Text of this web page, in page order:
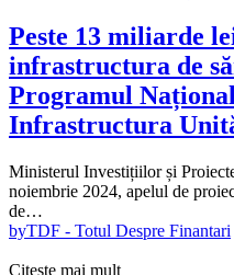
Peste 13 miliarde
infrastructura de
Programul
Infrastructura
Ministerul Investițiilor și
noiembrie 2024, apelul de
de…
byTDF - Totul Despre Finantari
Citește mai mult